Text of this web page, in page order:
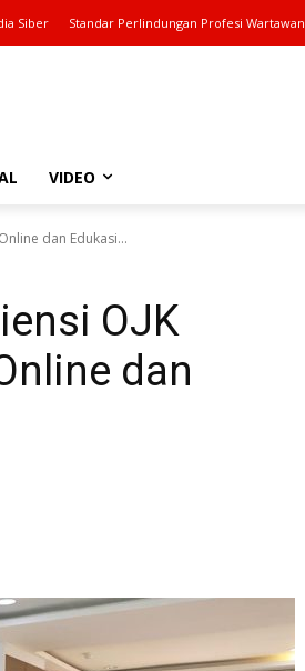
Siber Standar Perlindungan Profesi Wartawan
VIDEO
dan Edukasi...
OJK
dan